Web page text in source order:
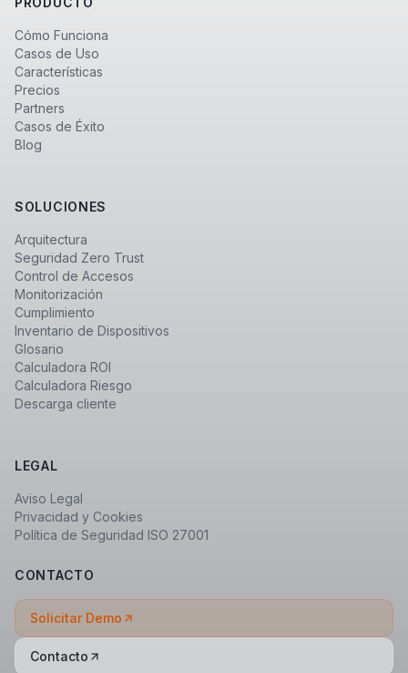
Cómo Funciona
Casos de Uso
Características
Precios
Partners
Casos de Éxito
Blog
SOLUCIONES
Arquitectura
Seguridad Zero Trust
Control de Accesos
Monitorización
Cumplimiento
Inventario de Dispositivos
Glosario
Calculadora ROI
Calculadora Riesgo
Descarga cliente
LEGAL
Aviso Legal
Privacidad y Cookies
Política de Seguridad ISO 27001
CONTACTO
Solicitar Demo
Contacto